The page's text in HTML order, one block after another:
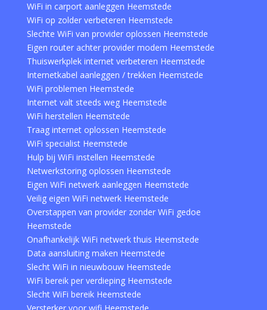
WiFi in carport aanleggen Heemstede
WiFi op zolder verbeteren Heemstede
Slechte WiFi van provider oplossen Heemstede
Eigen router achter provider modem Heemstede
Thuiswerkplek internet verbeteren Heemstede
Internetkabel aanleggen / trekken Heemstede
WiFi problemen Heemstede
Internet valt steeds weg Heemstede
WiFi herstellen Heemstede
Traag internet oplossen Heemstede
WiFi specialist Heemstede
Hulp bij WiFi instellen Heemstede
Netwerkstoring oplossen Heemstede
Eigen WiFi netwerk aanleggen Heemstede
Veilig eigen WiFi netwerk Heemstede
Overstappen van provider zonder WiFi gedoe
Heemstede
Onafhankelijk WiFi netwerk thuis Heemstede
Data aansluiting maken Heemstede
Slecht WiFi in nieuwbouw Heemstede
WiFi bereik per verdieping Heemstede
Slecht WiFi bereik Heemstede